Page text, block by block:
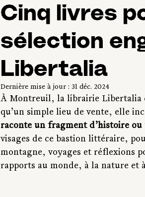
Cinq livres
sélection
Libertalia
Dernière mise à jour : 31 déc. 2024
À Montreuil, la librairie Libertalia
qu’un simple lieu de vente, elle
raconte un fragment d’histoire
visages de ce bastion littéraire,
montagne, voyages et réflexions
rapports au monde, à la nature et